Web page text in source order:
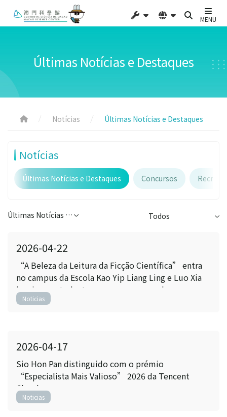
MENU
Últimas Notícias e Destaques
Notícias Últimas Notícias e Destaques
Notícias
Últimas Notícias e Destaques Concursos
Últimas Notícias e Destaques Todos
2026-04-22
“A Beleza da Leitura da Ficção Científica” entra
no campus da Escola Kao Yip Liang Ling e Luo Xia
inspiram estudantes a escrever na era da
inteligência artificial
Noticias
2026-04-17
Sio Hon Pan distinguido com o prémio
“Especialista Mais Valioso” 2026 da Tencent
Cloud
Noticias